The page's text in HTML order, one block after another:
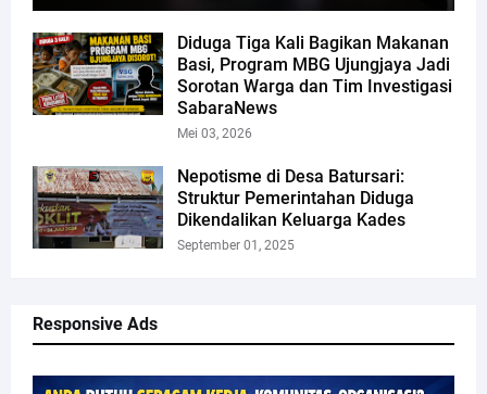
Diduga Tiga Kali Bagikan Makanan
Basi, Program MBG Ujungjaya Jadi
Sorotan Warga dan Tim Investigasi
SabaraNews
Mei 03, 2026
Nepotisme di Desa Batursari:
Struktur Pemerintahan Diduga
Dikendalikan Keluarga Kades
September 01, 2025
Responsive Ads